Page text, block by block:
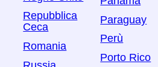
Repubblica
Ceca
Romania
Paraguay
Perù
Porto Rico